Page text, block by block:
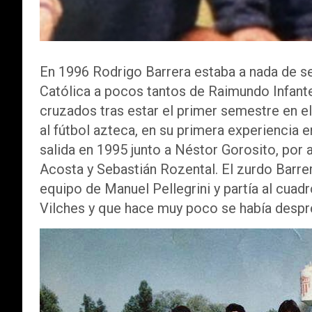
En 1996 Rodrigo Barrera estaba a nada de
Católica a pocos tantos de Raimundo
cruzados tras estar el primer semestre en
al fútbol azteca, en su primera experiencia
salida en 1995 junto a Néstor Gorosito,
Acosta y Sebastián Rozental. El zurdo
equipo de Manuel Pellegrini y partía al
Vilches y que hace muy poco se había